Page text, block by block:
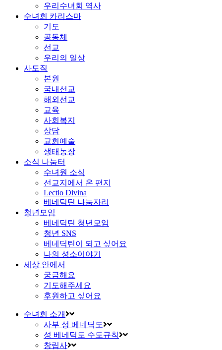
우리수녀회 역사
수녀회 카리스마
기도
공동체
선교
우리의 일상
사도직
본원
국내선교
해외선교
교육
사회복지
상담
교회예술
생태농장
소식 나눔터
수녀원 소식
선교지에서 온 편지
Lectio Divina
베네딕틴 나눔자리
청년모임
베네딕틴 청년모임
청년 SNS
베네딕틴이 되고 싶어요
나의 성소이야기
세상 안에서
궁금해요
기도해주세요
후원하고 싶어요
수녀회 소개
사부 성 베네딕도
성 베네딕도 수도규칙
창립사